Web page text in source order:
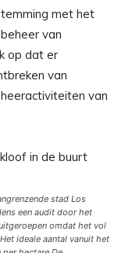
met het
van
op dat er
van
van
stad Los
een audit door het
omdat het vol
ideale aantal vanuit het